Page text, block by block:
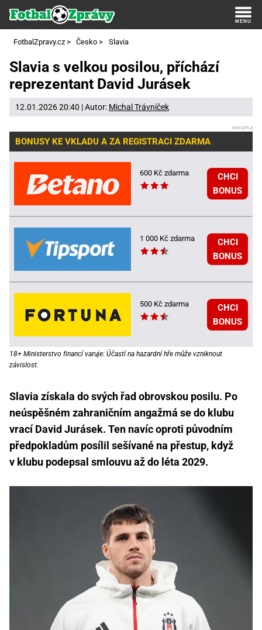
FotbalZpravy.cz > Česko > Slavia
Slavia s velkou posilou, příchází
reprezentant David Jurásek
12.01.2026 20:40 | Autor: Michal Trávníček
BONUSY KE VKLADU A ZA REGISTRACI ZDARMA
600 Kč zdarma
CHCI
BONUS
1 000 Kč zdarma
CHCI
BONUS
500 Kč zdarma
CHCI
BONUS
18+ Ministerstvo financí varuje: Účastí na hazardní hře může vzniknout
závislost.
Slavia získala do svých řad obrovskou posilu. Po
neúspěšném zahraničním angažmá se do klubu
vrací David Jurásek. Ten navíc oproti původním
předpokladům posílil sešívané na přestup, když
v klubu podepsal smlouvu až do léta 2029.